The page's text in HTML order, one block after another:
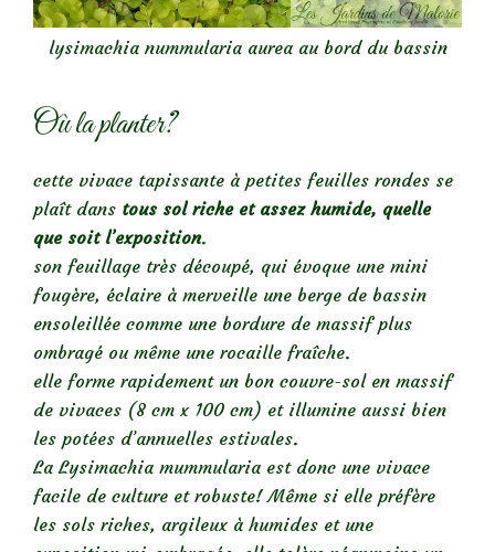
lysimachia nummularia aurea au bord du bassin
Où la planter?
cette vivace tapissante à petites feuilles rondes se
plaît dans tous sol riche et assez humide, quelle
que soit l’exposition.
son feuillage très découpé, qui évoque une mini
fougère, éclaire à merveille une berge de bassin
ensoleillée comme une bordure de massif plus
ombragé ou même une rocaille fraîche.
elle forme rapidement un bon couvre-sol en massif
de vivaces (8 cm x 100 cm) et illumine aussi bien
les potées d’annuelles estivales.
La Lysimachia mummularia est donc une vivace
facile de culture et robuste! Même si elle préfère
les sols riches, argileux à humides et une